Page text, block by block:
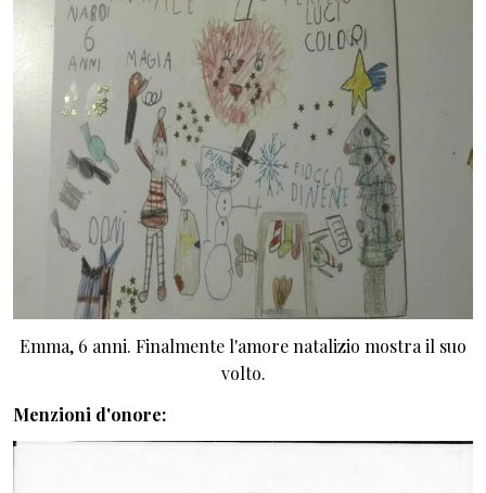
Emma, 6 anni. Finalmente l'amore natalizio mostra il suo
volto.
Menzioni d'onore: